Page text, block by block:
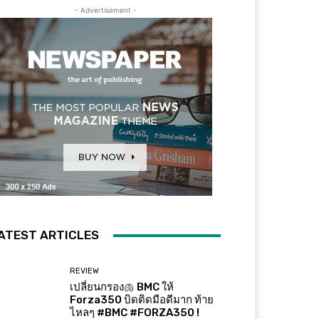
- Advertisement -
ARTICLES
REVIEW
เปลี่ยนกรอง🫁 BMC ให้
Forza350 บิดติดมือดีมาก ท้าย
ไหลๆ #BMC #FORZA350 !